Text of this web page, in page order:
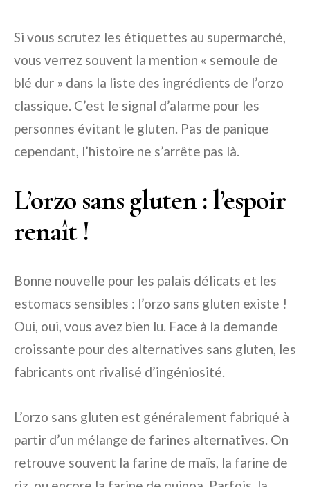
Si vous scrutez les étiquettes au supermarché,
vous verrez souvent la mention « semoule de
blé dur » dans la liste des ingrédients de l’orzo
classique. C’est le signal d’alarme pour les
personnes évitant le gluten. Pas de panique
cependant, l’histoire ne s’arrête pas là.
L’orzo sans gluten : l’espoir
renaît !
Bonne nouvelle pour les palais délicats et les
estomacs sensibles : l’orzo sans gluten existe !
Oui, oui, vous avez bien lu. Face à la demande
croissante pour des alternatives sans gluten, les
fabricants ont rivalisé d’ingéniosité.
L’orzo sans gluten est généralement fabriqué à
partir d’un mélange de farines alternatives. On
retrouve souvent la farine de maïs, la farine de